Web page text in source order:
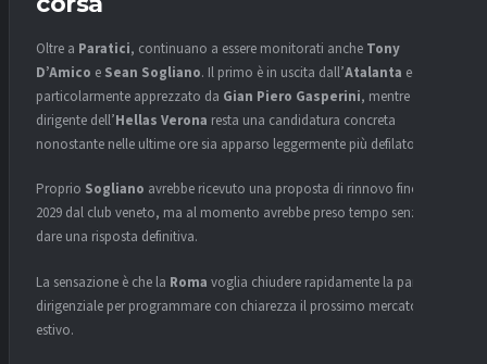
Oltre a Paratici, continuano a essere monitorati anche Tony
D’Amico e Sean Sogliano. Il primo è in uscita dall’Atalanta ed è
particolarmente apprezzato da Gian Piero Gasperini, mentre il
dirigente dell’Hellas Verona resta una candidatura concreta
nonostante nelle ultime ore sia apparso leggermente più defilato.
Proprio Sogliano avrebbe ricevuto una proposta di rinnovo fino al
2029 dal club veneto, ma al momento avrebbe preso tempo senza
dare una risposta definitiva.
La sensazione è che la Roma voglia chiudere rapidamente la partita
dirigenziale per programmare con chiarezza il prossimo mercato
estivo.